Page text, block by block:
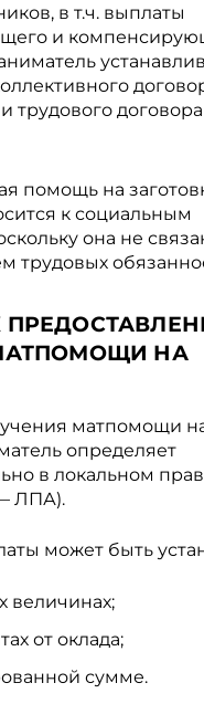
в т.ч. выплаты
и
трудового договора
помощь на
к социальным
она не
трудовых
НА
матпомощи
определяет
в локальном
ЛПА).
может быть
величинах;
от оклада;
сумме.